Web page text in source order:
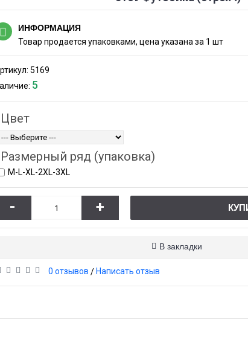
ИНФОРМАЦИЯ
Товар продается упаковками, цена указана за 1 шт
5169
5
Цвет
Размерный ряд (упаковка)
М-L-XL-2XL-3XL
- +
В закладки
0 отзывов / Написать отзыв